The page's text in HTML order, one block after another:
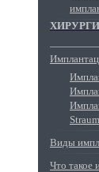
Виды
Что такое